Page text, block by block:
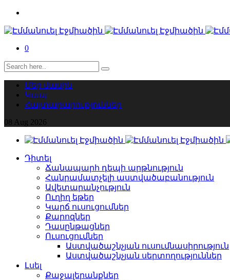
0
Մեր մասին
Կապ
Հայտարարություններ
08 Aug 2026
Դիտել
Ճանապարհ դեպի արթնություն
Հանրամատչելի աստվածաբանություն
Ավետարանչություն
Ուղիղ եթեր
Կարճ ուսուցումներ
Քարոզներ
Դասընթացներ
Ուսուցումներ
Աստվածաշնչյան ուսումնասիրություն
Աստվածաշնչյան սերտողություններ
Լսել
Քաջալերանքներ